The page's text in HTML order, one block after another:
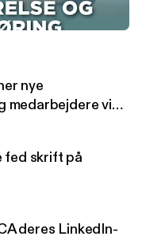
og markedsføring
og
nye
medarbejdere via
fed skrift på
deres LinkedIn-